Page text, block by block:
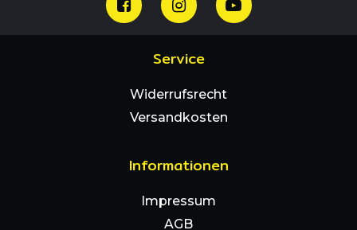
Service
Widerrufsrecht
Versandkosten
Informationen
Impressum
AGB